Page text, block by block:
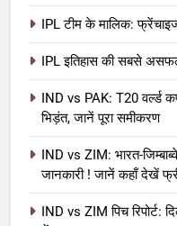
IPL टीम के मालिक:
IPL इतिहास की सबसे
IND vs PAK: T20 वर्ल्ड
भिड़ंत, जानें पूरा समीकरण
IND vs ZIM: भारत-
जानकारी ! जानें कहाँ देखें
IND vs ZIM पिच रिपोर्ट:
IPL
IPL